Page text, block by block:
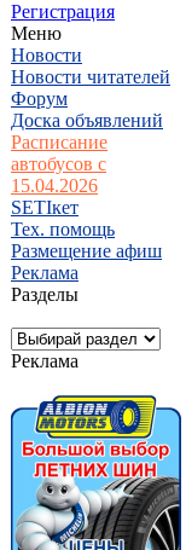
Регистрация
Меню
Новости
Новости читателей
Форум
Доска объявлений
Расписание
автобусов с
15.04.2026
SETIкет
Тех. помощь
Размещение афиш
Реклама
Разделы
Реклама